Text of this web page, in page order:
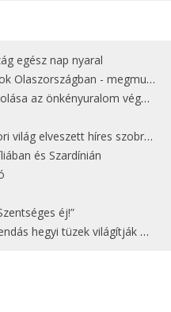
egész nap nyaral
- megmutatjuk a 15 legjobbat
önkényuralom végét jelentette
híres szobrának másolatát
és Szardínián
éj!”
tüzek világítják meg Zugspitzét